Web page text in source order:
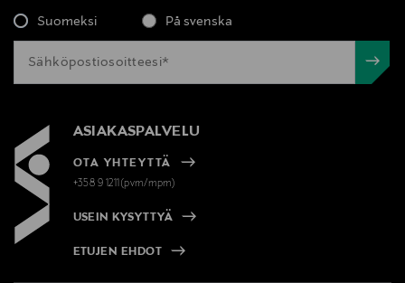
Suomeksi På svenska
ASIAKASPALVELU
OTA YHTEYTTÄ
+358 9 1211(pvm/mpm)
USEIN KYSYTTYÄ
ETUJEN EHDOT